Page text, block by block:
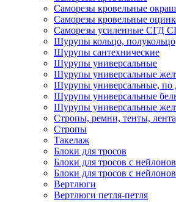
Саморезы кровельные
Саморезы кровельные
Саморезы усиленные
Шурупы кольцо,
Шурупы сантехнические
Шурупы универсальные
Шурупы универсальные
Шурупы универсальные, по
Шурупы универсальные
Шурупы универсальные
Стропы, ремни, тенты,
Стропы
Такелаж
Блоки для тросов
Блоки для тросов с
Блоки для тросов с
Вертлюги
Вертлюги петля-петля